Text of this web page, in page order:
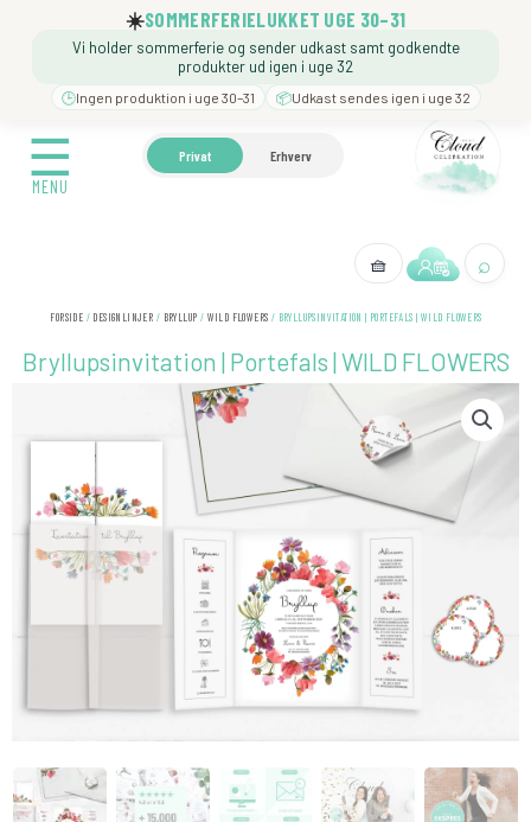
☀️SOMMERFERIELUKKET UGE 30–31
Vi holder sommerferie og sender udkast samt godkendte
produkter ud igen i uge 32
🕒Ingen produktion i uge 30–31 📦Udkast sendes igen i uge 32
☰
MENU
Privat Erhverv
🧺 ⌕
☰
MENU
🍼 BARNEDÅB ❓️ BESØG
FORSIDE / DESIGNLINJER / BRYLLUP / WILD FLOWERS / BRYLLUPSINVITATION | PORTEFALS | WILD FLOWERS
Bryllupsinvitation | Portefals | WILD FLOWERS